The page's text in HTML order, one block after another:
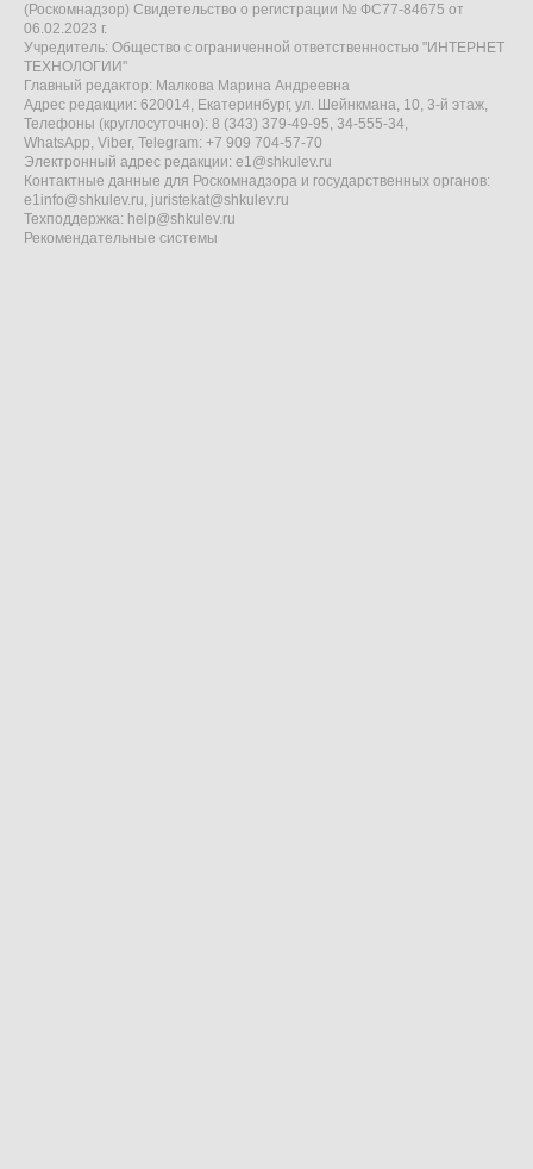
(Роскомнадзор) Свидетельство о регистрации № ФС77-84675 от
06.02.2023 г.
Учредитель: Общество с ограниченной ответственностью "ИНТЕРНЕТ
ТЕХНОЛОГИИ"
Главный редактор: Малкова Марина Андреевна
Адрес редакции: 620014, Екатеринбург, ул. Шейнкмана, 10, 3-й этаж,
Телефоны (круглосуточно): 8 (343) 379-49-95, 34-555-34,
WhatsApp, Viber, Telegram: +7 909 704-57-70
Электронный адрес редакции: e1@shkulev.ru
Контактные данные для Роскомнадзора и государственных органов:
e1info@shkulev.ru, juristekat@shkulev.ru
Техподдержка: help@shkulev.ru
Рекомендательные системы